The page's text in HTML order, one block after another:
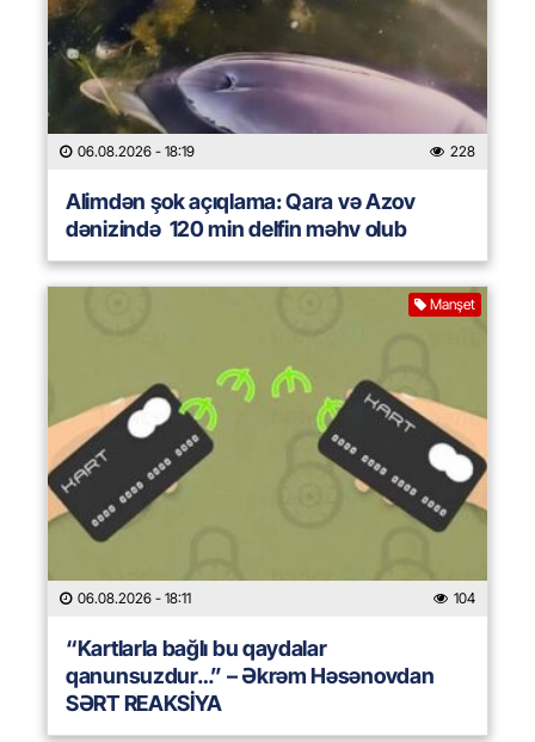
06.08.2026 - 18:19 228
Alimdən şok açıqlama: Qara və Azov
dənizində 120 min delfin məhv olub
Manşet
06.08.2026 - 18:11 104
“Kartlarla bağlı bu qaydalar
qanunsuzdur…” – Əkrəm Həsənovdan
SƏRT REAKSİYA